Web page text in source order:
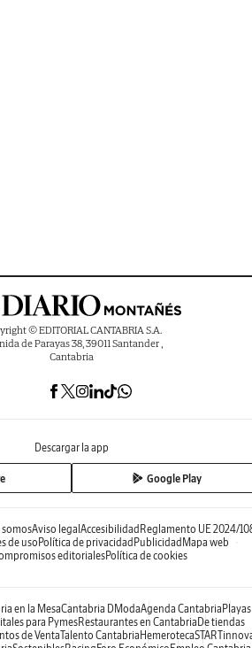
© EDITORIAL CANTABRIA S.A.
de Parayas 38, 39011 Santander ,
Cantabria
Descargar la app
Google Play
somosAviso legal Accesibilidad Reglamento UE 2024/
de usoPolítica de privacidad Publicidad Mapa web
editorialesPolítica de cookies
en la MesaCantabria DModaAgenda Cantabria Playas
para PymesRestaurantes en Cantabria De tiendas
de VentaTalento Cantabria Hemeroteca